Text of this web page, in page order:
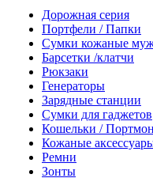
Дорожная серия
Портфели / Папки
Сумки кожаные
Барсетки /клатчи
Рюкзаки
Генераторы
Зарядные станции
Сумки для гаджетов
Кошельки /
Кожаные
Ремни
Зонты